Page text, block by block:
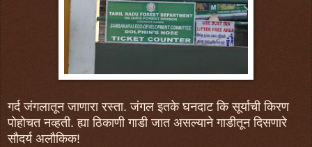
गर्द जंगलातून जाणारा रस्ता. जंगल इतके घनदाट कि सूर्याची किरण
पोहोचत नव्हती. ह्या ठिकाणी गाडी जात असल्याने गाडीतून दिसणारे
सौदर्य अलौकिक!